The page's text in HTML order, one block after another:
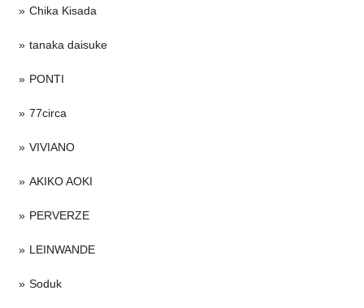
Chika Kisada
tanaka daisuke
PONTI
77circa
VIVIANO
AKIKO AOKI
PERVERZE
LEINWANDE
Soduk